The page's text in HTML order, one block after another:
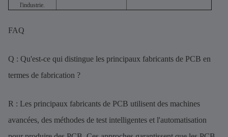
l'industrie.
FAQ
Q : Qu'est-ce qui distingue les principaux fabricants de PCB en
termes de fabrication ?
R : Les principaux fabricants de PCB utilisent des machines
avancées, des méthodes de test intelligentes et l'automatisation